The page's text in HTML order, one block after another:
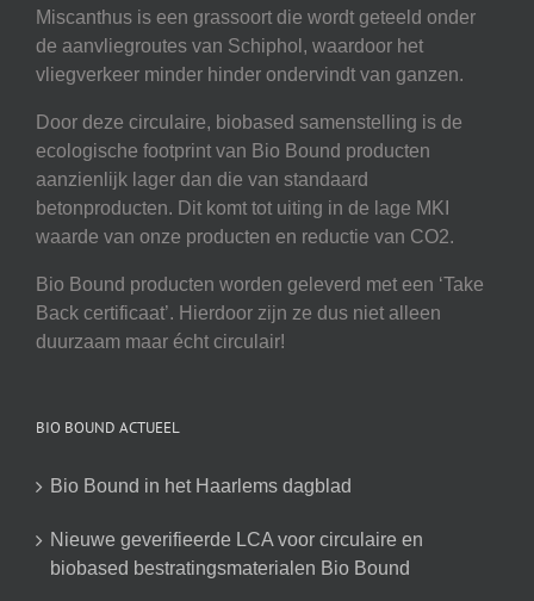
Miscanthus is een grassoort die wordt geteeld onder
de aanvliegroutes van Schiphol, waardoor het
vliegverkeer minder hinder ondervindt van ganzen.
Door deze circulaire, biobased samenstelling is de
ecologische footprint van Bio Bound producten
aanzienlijk lager dan die van standaard
betonproducten. Dit komt tot uiting in de lage MKI
waarde van onze producten en reductie van CO2.
Bio Bound producten worden geleverd met een ‘Take
Back certificaat’. Hierdoor zijn ze dus niet alleen
duurzaam maar écht circulair!
BIO BOUND ACTUEEL
Bio Bound in het Haarlems dagblad
Nieuwe geverifieerde LCA voor circulaire en
biobased bestratingsmaterialen Bio Bound